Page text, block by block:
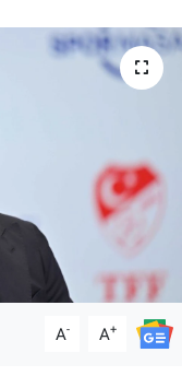
A- A+